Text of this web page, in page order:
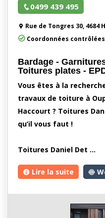
0499 439 495
Rue de Tongres 30, 4684
Coordonnées
Bardage -
Toitures plates -
Vous êtes à la
travaux de toiture à
Haccourt ? Toitures
qu’il vous faut !
Toitures Daniel Det …
Lire la suite